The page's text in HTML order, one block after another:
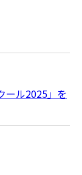
ール2025」を